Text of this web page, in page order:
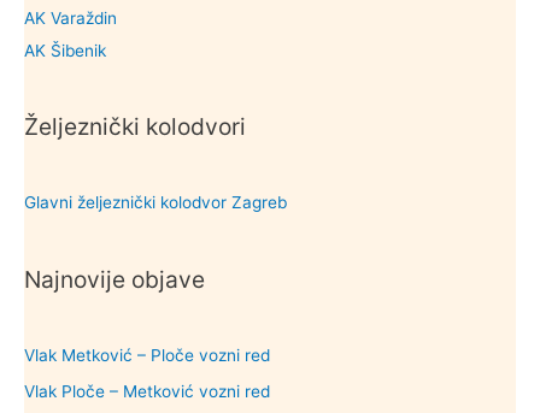
AK Varaždin
AK Šibenik
Željeznički kolodvori
Glavni željeznički kolodvor Zagreb
Najnovije objave
Vlak Metković – Ploče vozni red
Vlak Ploče – Metković vozni red